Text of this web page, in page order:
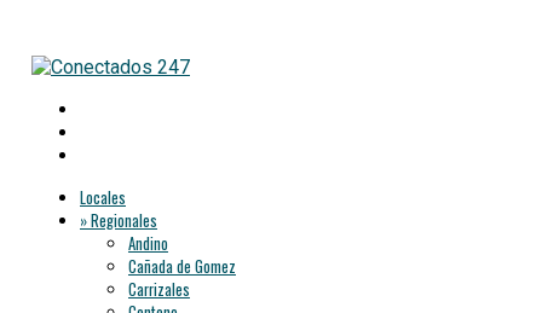
Locales
» Regionales
Andino
Cañada de Gomez
Carrizales